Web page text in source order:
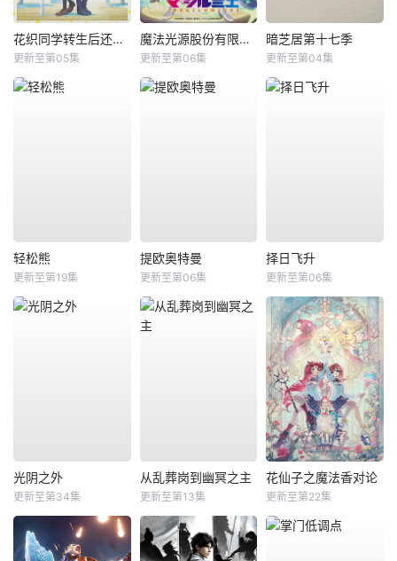
花织同学转生后还是想干架
更新至第05集
魔法光源股份有限公司第二季
更新至第06集
暗芝居第十七季
更新至第04集
轻松熊
更新至第19集
提欧奥特曼
更新至第06集
择日飞升
更新至第06集
光阴之外
更新至第34集
从乱葬岗到幽冥之主
更新至第13集
花仙子之魔法香对论
更新至第22集